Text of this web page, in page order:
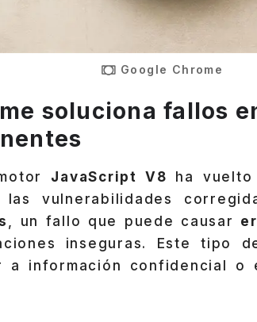
Google Chrome
soluciona fallos
JavaScript V8 ha
las vulnerabilidades
, un fallo que puede causar
inseguras. Este tipo
a información confidencial o